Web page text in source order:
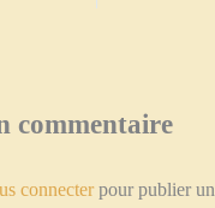
commentaire
connecterpour publier un